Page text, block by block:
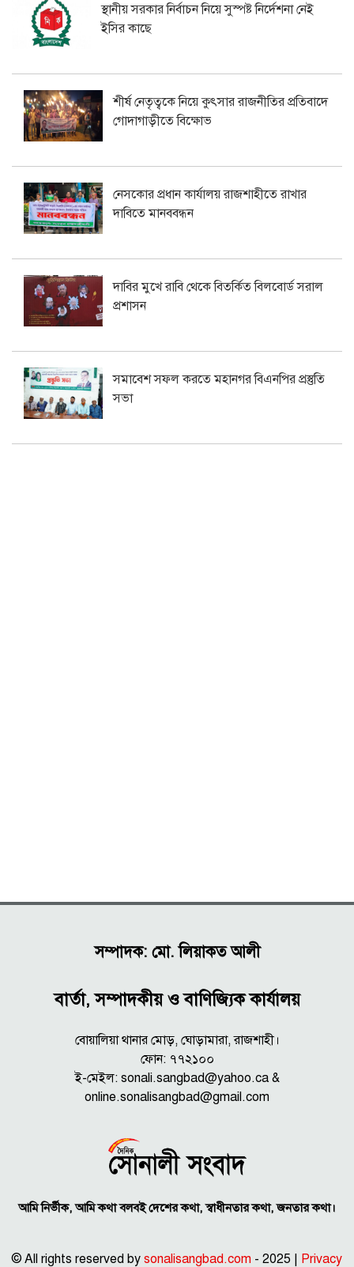
স্থানীয় সরকার নির্বাচন নিয়ে সুস্পষ্ট নির্দেশনা নেই
ইসির কাছে
শীর্ষ নেতৃত্বকে নিয়ে কুৎসার রাজনীতির প্রতিবাদে
গোদাগাড়ীতে বিক্ষোভ
নেসকোর প্রধান কার্যালয় রাজশাহীতে রাখার
দাবিতে মানববন্ধন
দাবির মুখে রাবি থেকে বিতর্কিত বিলবোর্ড সরাল
প্রশাসন
সমাবেশ সফল করতে মহানগর বিএনপির প্রস্তুতি
সভা
সম্পাদক: মো. লিয়াকত আলী
বার্তা, সম্পাদকীয় ও বাণিজ্যিক কার্যালয়
বোয়ালিয়া থানার মোড়, ঘোড়ামারা, রাজশাহী।
ফোন: ৭৭২১০০
ই-মেইল: sonali.sangbad@yahoo.ca &
online.sonalisangbad@gmail.com
আমি নির্ভীক, আমি কথা বলবই দেশের কথা, স্বাধীনতার কথা, জনতার কথা।
© All rights reserved by sonalisangbad.com - 2025 | Privacy